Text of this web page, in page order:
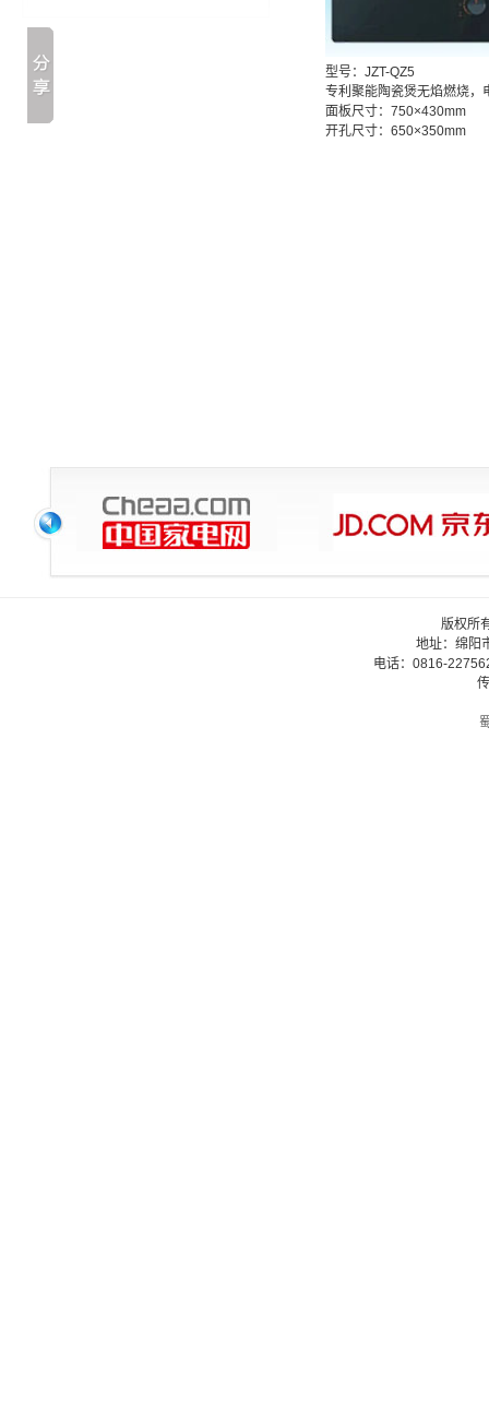
型号：JZT-QZ5
专利聚能陶瓷煲无焰燃烧，
面板尺寸：750×430mm
开孔尺寸：650×350mm
版权所
地址：绵阳
电话：0816-